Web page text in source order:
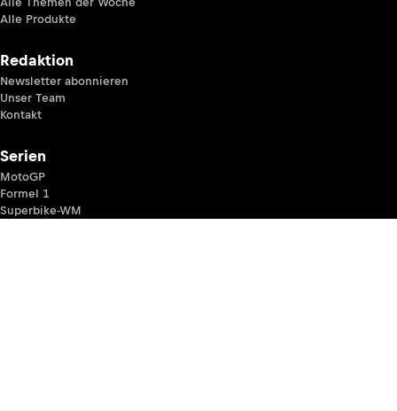
Alle Produkte
Redaktion
Newsletter abonnieren
Unser Team
Kontakt
Serien
MotoGP
Formel 1
Superbike-WM